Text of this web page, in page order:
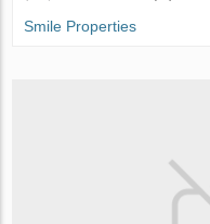
Smile Properties